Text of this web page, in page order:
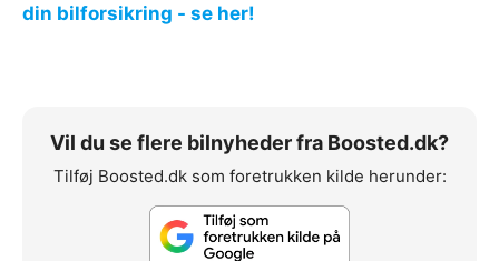
din bilforsikring - se her!
Vil du se flere bilnyheder fra Boosted.dk?
Tilføj Boosted.dk som foretrukken kilde herunder: